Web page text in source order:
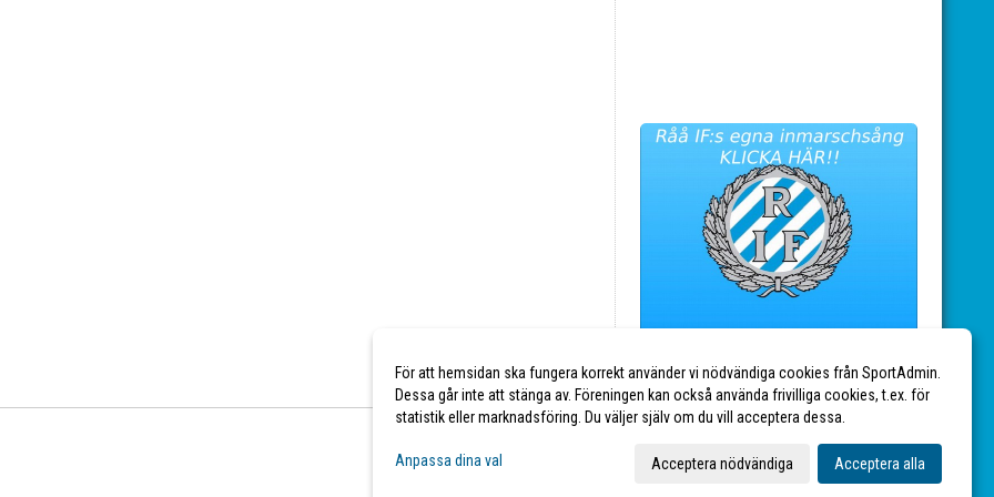
För att hemsidan ska fungera korrekt använder vi nödvändiga cookies från SportAdmin.
Dessa går inte att stänga av. Föreningen kan också använda frivilliga cookies, t.ex. för
statistik eller marknadsföring. Du väljer själv om du vill acceptera dessa.
Anpassa dina val Acceptera nödvändiga Acceptera alla